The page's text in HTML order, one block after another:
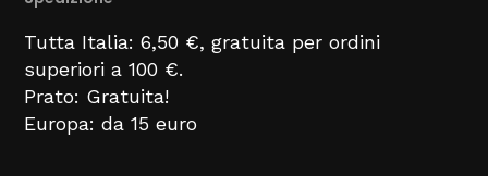
Tutta Italia: 6,50 €, gratuita per ordini
superiori a 100 €.
Prato: Gratuita!
Europa: da 15 euro